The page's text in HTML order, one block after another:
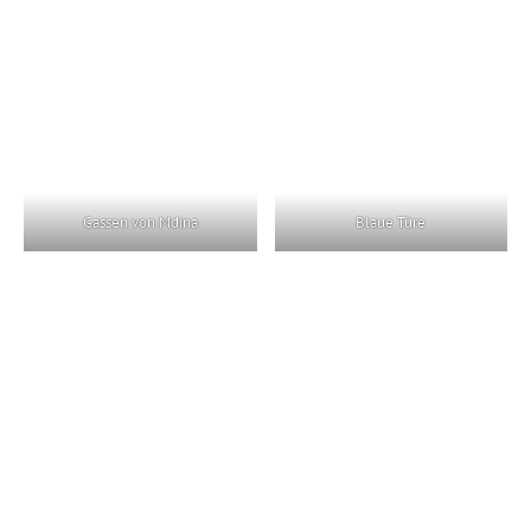
Gassen von Mdina Blaue Türe